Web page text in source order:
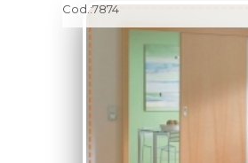
Cod.:7874